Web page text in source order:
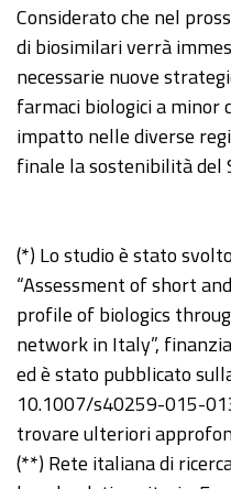
Considerato che nel
di biosimilari verrà
necessarie nuove
farmaci biologici a minor
impatto nelle diverse
finale la sostenibilità del
(*) Lo studio è stato
“Assessment of short
profile of biologics
network in Italy”,
ed è stato pubblicato
10.1007/s40259-015-
trovare ulteriori
(**) Rete italiana di